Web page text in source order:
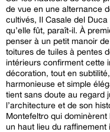
de vue en une alternance
cultivés, Il Casale del Duca
qu’elle fût, paraît-il. À
penser à un petit manoir
toitures de tuiles à pentes
intérieurs confirment cette
décoration, tout en
harmonieuse et simple
tient sans doute au regard
l’architecture et de son
Montefeltro qui
un haut lieu du raffinement